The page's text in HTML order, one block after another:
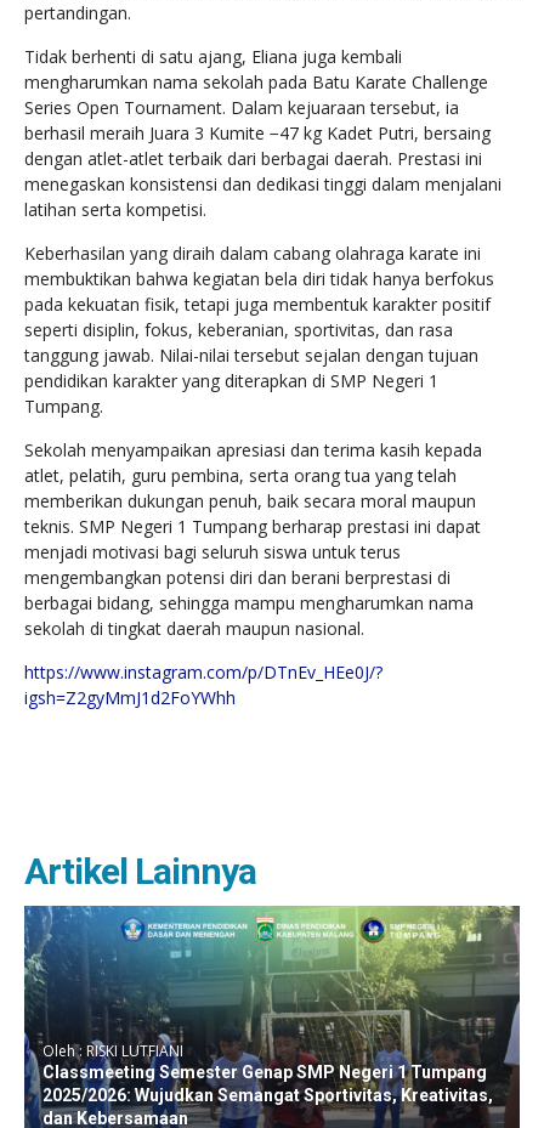
pertandingan.
Tidak berhenti di satu ajang, Eliana juga kembali
mengharumkan nama sekolah pada Batu Karate Challenge
Series Open Tournament. Dalam kejuaraan tersebut, ia
berhasil meraih Juara 3 Kumite −47 kg Kadet Putri, bersaing
dengan atlet-atlet terbaik dari berbagai daerah. Prestasi ini
menegaskan konsistensi dan dedikasi tinggi dalam menjalani
latihan serta kompetisi.
Keberhasilan yang diraih dalam cabang olahraga karate ini
membuktikan bahwa kegiatan bela diri tidak hanya berfokus
pada kekuatan fisik, tetapi juga membentuk karakter positif
seperti disiplin, fokus, keberanian, sportivitas, dan rasa
tanggung jawab. Nilai-nilai tersebut sejalan dengan tujuan
pendidikan karakter yang diterapkan di SMP Negeri 1
Tumpang.
Sekolah menyampaikan apresiasi dan terima kasih kepada
atlet, pelatih, guru pembina, serta orang tua yang telah
memberikan dukungan penuh, baik secara moral maupun
teknis. SMP Negeri 1 Tumpang berharap prestasi ini dapat
menjadi motivasi bagi seluruh siswa untuk terus
mengembangkan potensi diri dan berani berprestasi di
berbagai bidang, sehingga mampu mengharumkan nama
sekolah di tingkat daerah maupun nasional.
https://www.instagram.com/p/DTnEv_HEe0J/?
igsh=Z2gyMmJ1d2FoYWhh
Artikel Lainnya
Oleh : RISKI LUTFIANI
Classmeeting Semester Genap SMP Negeri 1 Tumpang
2025/2026: Wujudkan Semangat Sportivitas, Kreativitas,
dan Kebersamaan